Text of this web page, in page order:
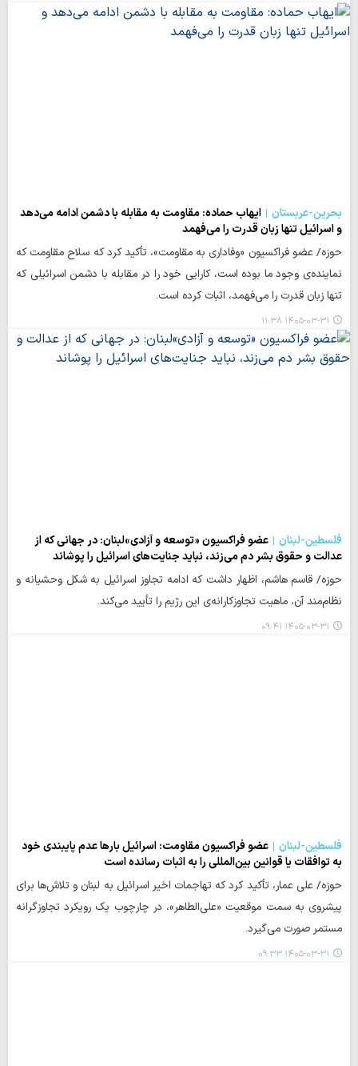
بحرین-عربستان
ایهاب حماده: مقاومت به مقابله با دشمن ادامه می‌دهد
و اسرائیل تنها زبان قدرت را می‌فهمد
حوزه/ عضو فراکسیون «وفاداری به مقاومت»، تأکید کرد که سلاح مقاومت که
نماینده‌ی وجود ما بوده است، کارایی خود را در مقابله با دشمن اسرائیلی که
تنها زبان قدرت را می‌فهمد، اثبات کرده است.
۱۴۰۵-۰۳-۳۱ ۱۱:۳۸
فلسطین-لبنان
عضو فراکسیون «توسعه و آزادی»لبنان: در جهانی که از
عدالت و حقوق بشر دم می‌زند، نباید جنایت‌های اسرائیل را پوشاند
حوزه/ قاسم هاشم، اظهار داشت که ادامه تجاوز اسرائیل به شکل وحشیانه و
نظام‌مند آن، ماهیت تجاوزکارانه‌ی این رژیم را تأیید می‌کند.
۱۴۰۵-۰۳-۳۱ ۰۹:۴۱
فلسطین-لبنان
عضو فراکسیون مقاومت: اسرائیل بارها عدم پایبندی خود
به توافقات یا قوانین بین‌المللی را به اثبات رسانده است
حوزه/ علی عمار، تأکید کرد که تهاجمات اخیر اسرائیل به لبنان و تلاش‌ها برای
پیشروی به سمت موقعیت «علی‌الطاهر»، در چارچوب یک رویکرد تجاوزگرانه
مستمر صورت می‌گیرد.
۱۴۰۵-۰۳-۳۱ ۰۹:۳۳